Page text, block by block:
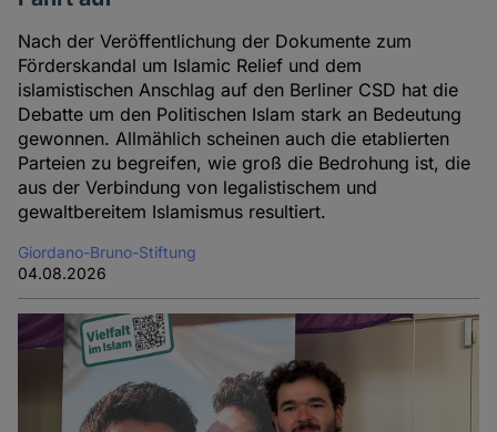
Nach der Veröffentlichung der Dokumente zum
Förderskandal um Islamic Relief und dem
islamistischen Anschlag auf den Berliner CSD hat die
Debatte um den Politischen Islam stark an Bedeutung
gewonnen. Allmählich scheinen auch die etablierten
Parteien zu begreifen, wie groß die Bedrohung ist, die
aus der Verbindung von legalistischem und
gewaltbereitem Islamismus resultiert.
Giordano-Bruno-Stiftung
04.08.2026